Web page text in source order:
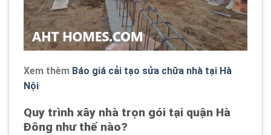
Xem thêm Báo giá cải tạo sửa chữa nhà tại Hà
Nội
Quy trình xây nhà trọn gói tại quận Hà
Đông như thế nào?